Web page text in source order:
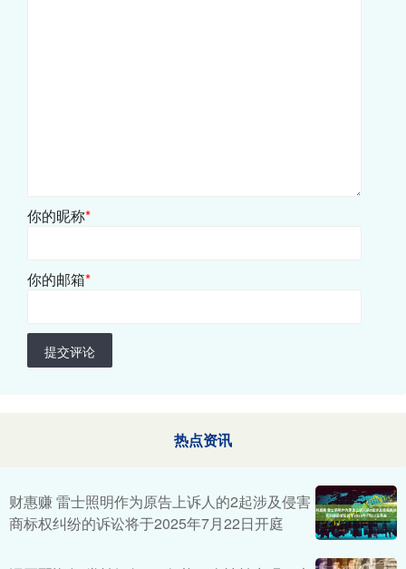
你的昵称*
你的邮箱*
提交评论
热点资讯
财惠赚 雷士照明作为原告上诉人的2起涉及侵害
商标权纠纷的诉讼将于2025年7月22日开庭